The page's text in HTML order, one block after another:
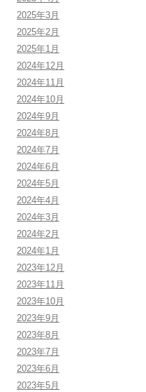
2025年3月
2025年2月
2025年1月
2024年12月
2024年11月
2024年10月
2024年9月
2024年8月
2024年7月
2024年6月
2024年5月
2024年4月
2024年3月
2024年2月
2024年1月
2023年12月
2023年11月
2023年10月
2023年9月
2023年8月
2023年7月
2023年6月
2023年5月